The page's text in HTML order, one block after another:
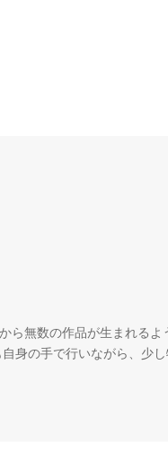
ら無数の作品が生まれるよ
身の手で行いながら、少